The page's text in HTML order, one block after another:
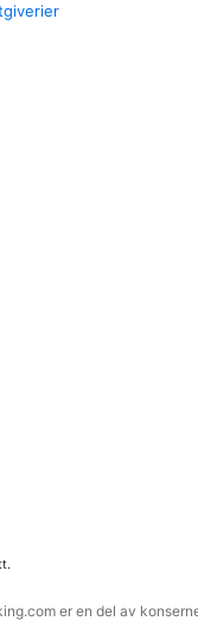
er en del av